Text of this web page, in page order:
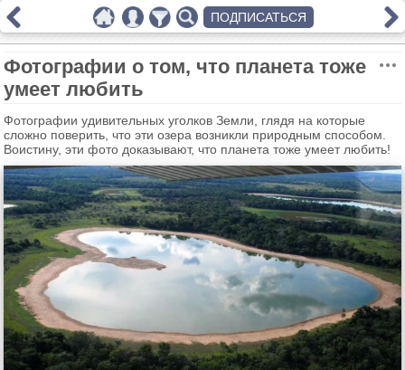
Фотографии о том, что планета тоже
умеет любить
Фотографии удивительных уголков Земли, глядя на которые
сложно поверить, что эти озера возникли природным способом.
Воистину, эти фото доказывают, что планета тоже умеет любить!
ПОДПИСАТЬСЯ